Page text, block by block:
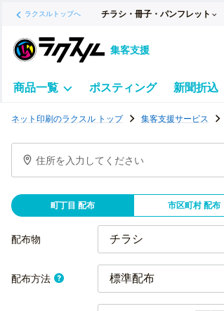
ラクスルトップへ チラシ・冊子・パンフレット
集客支援
商品一覧 ポスティング 新聞折込
テ
グ
ラ
ネット印刷のラクスル トップ 集客支援サービス
住所を入力してください
町丁目 配布 市区町村 配布
配布物
配布方法 標準配布